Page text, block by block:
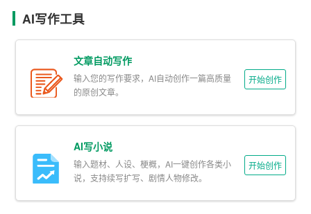
二、AI智能写作的优势
1. 高效快捷：AI智能写作可以大大提高写作效率，节省人
力和时间成本。
2. 丰富多样的内容：AI系统可以生成各种风格和类型的文
3. 准确性高：AI系统通过学习大量的数据，可以提高文本
的准确性和可靠性。
4. 易于修改和优化：AI系统生成的文本可以方便地进行修
AI写作工具
文章自动写作
输入您的写作要求，AI自动创作一篇高质量
的原创文章。
开始创作
AI写小说
输入题材、人设、梗概，AI一键创作各类小
说，支持续写扩写、剧情人物修改。
开始创作